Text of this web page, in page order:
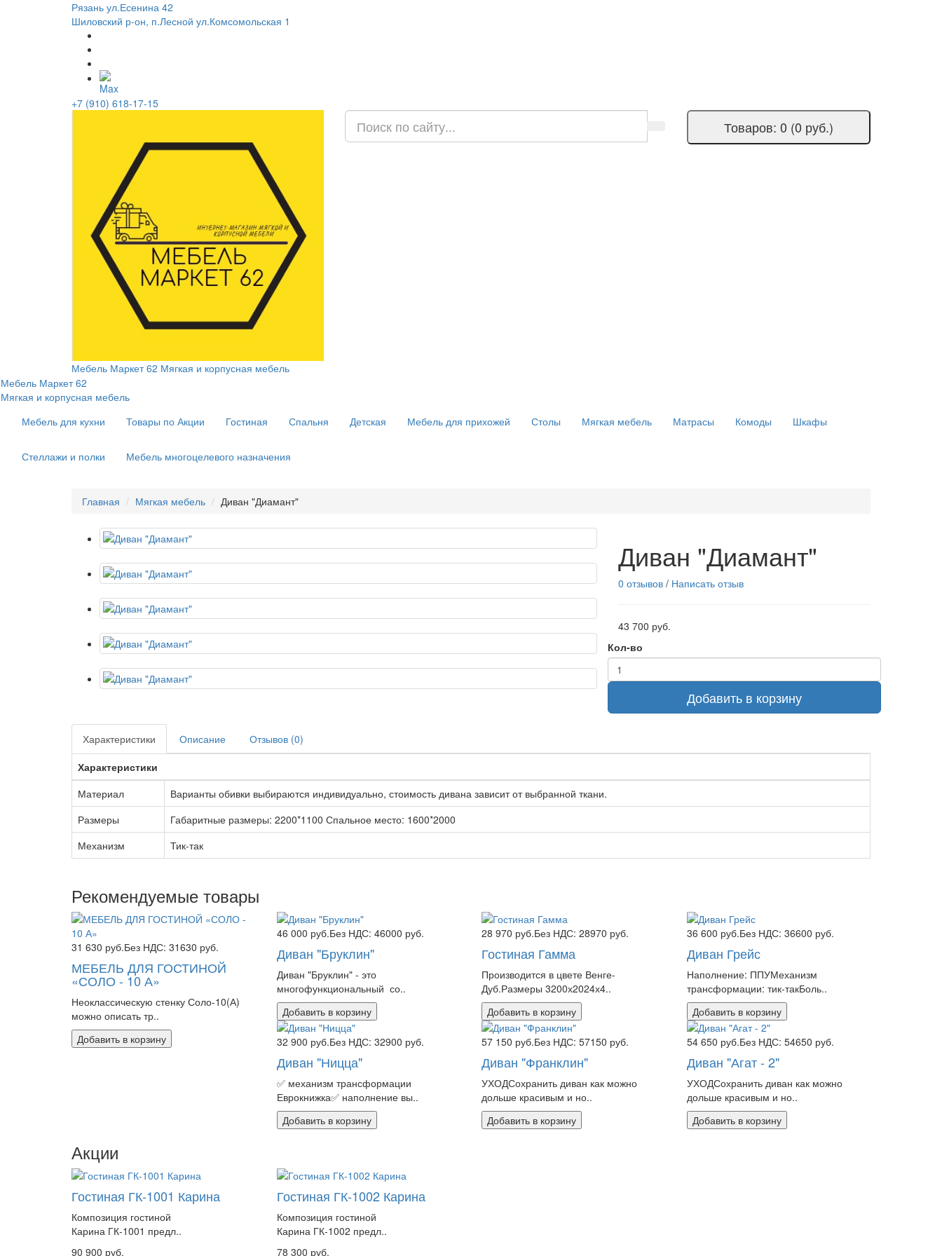
Рязань ул.Есенина 42
Шиловский р-он, п.Лесной ул.Комсомольская 1
+7 (910) 618-17-15
Мебель Маркет 62 Мягкая и корпусная мебель
Товаров: 0 (0 руб.)
Мебель Маркет 62
Мягкая и корпусная мебель
Мебель для кухни
Товары по Акции Гостиная Спальня Детская Мебель для прихожей Столы Мягкая мебель Матрасы Комоды Шкафы
Стеллажи и полки Мебель многоцелевого назначения
Главная Мягкая мебель Диван "Диамант"
Диван "Диамант"
0 отзывов / Написать отзыв
43 700 руб.
Кол-во
Добавить в корзину
Характеристики Описание
Отзывов (0)
Характеристики
Материал
Варианты обивки выбираются индивидуально, стоимость дивана зависит от выбранной ткани.
Размеры
Габаритные размеры: 2200*1100 Спальное место: 1600*2000
Механизм
Тик-так
Рекомендуемые товары
31 630 руб.Без НДС: 31630 руб.
МЕБЕЛЬ ДЛЯ ГОСТИНОЙ
«СОЛО - 10 А»
Неоклассическую стенку Соло-10(А)
можно описать тр..
Добавить в корзину
46 000 руб.Без НДС: 46000 руб.
Диван "Бруклин"
Диван "Бруклин" - это
многофункциональный со..
Добавить в корзину
28 970 руб.Без НДС: 28970 руб.
Гостиная Гамма
Производится в цвете Венге-
Дуб.Размеры 3200х2024х4..
Добавить в корзину
36 600 руб.Без НДС: 36600 руб.
Диван Грейс
Наполнение: ППУМеханизм
трансформации: тик-такБоль..
Добавить в корзину
32 900 руб.Без НДС: 32900 руб.
Диван "Ницца"
✅ механизм трансформации
Еврокнижка✅ наполнение вы..
Добавить в корзину
57 150 руб.Без НДС: 57150 руб.
Диван "Франклин"
УХОДСохранить диван как можно
дольше красивым и но..
Добавить в корзину
54 650 руб.Без НДС: 54650 руб.
Диван "Агат - 2"
УХОДСохранить диван как можно
дольше красивым и но..
Добавить в корзину
Акции
Гостиная ГК-1001 Карина
Композиция гостиной
Карина ГК-1001 предл..
90 900 руб.
Гостиная ГК-1002 Карина
Композиция гостиной
Карина ГК-1002 предл..
78 300 руб.